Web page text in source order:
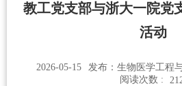
教工党支部与浙大一院党
活动
2026-05-15
发布：生物医学工程
阅读次数 :